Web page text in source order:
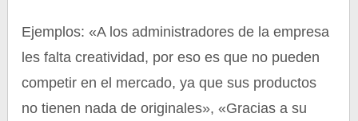
Ejemplos: «A los administradores de la empresa
les falta creatividad, por eso es que no pueden
competir en el mercado, ya que sus productos
no tienen nada de originales», «Gracias a su